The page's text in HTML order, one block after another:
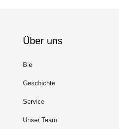
Über uns
Bie
Geschichte
Service
Unser Team